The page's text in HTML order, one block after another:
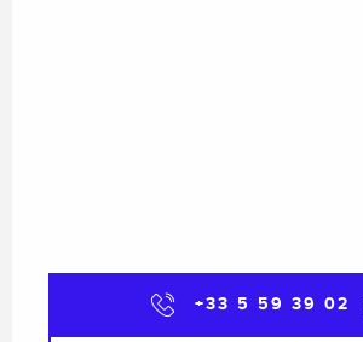
+33 5 59 39 02